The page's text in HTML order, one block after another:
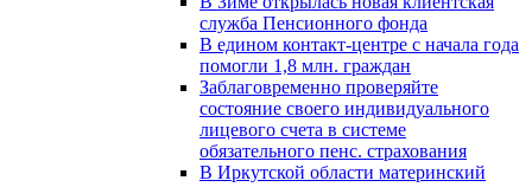
служба Пенсионного фонда
В едином контакт-центре с начала года
помогли 1,8 млн. граждан
Заблаговременно проверяйте
состояние своего индивидуального
лицевого счета в системе
обязательного пенс. страхования
В Иркутской области материнский